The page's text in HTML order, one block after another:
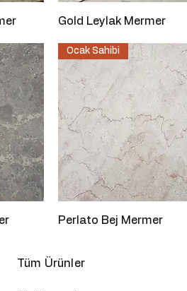
Hızlı Bakış
Gold Leylak Mermer
Hızlı Bakış
Ocak Sahibi
Perlato Bej Mermer
Tüm Ürünler